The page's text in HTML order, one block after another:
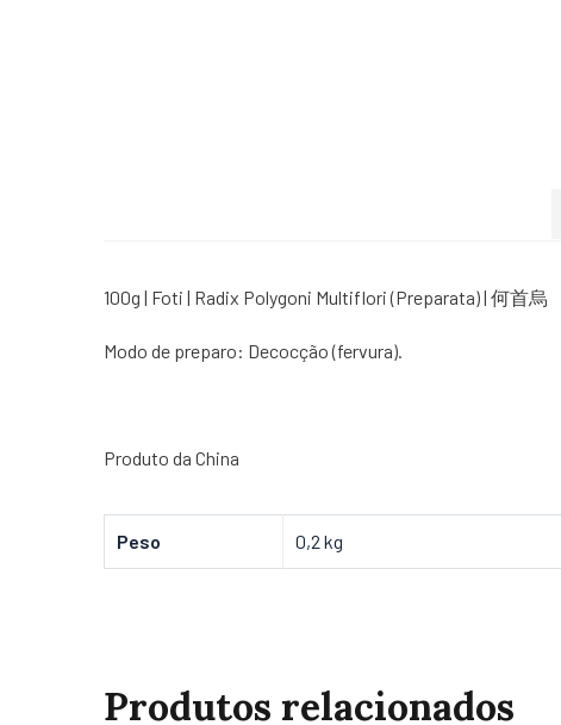
100g | Foti | Radix Polygoni Multiflori (Preparata) | 何首烏
Modo de preparo: Decocção (fervura).
Produto da China
Peso 0,2 kg
Produtos relacionados